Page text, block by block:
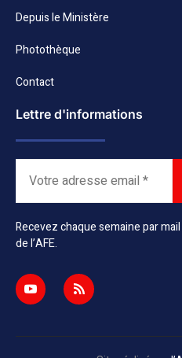
Depuis le Ministère
Photothèque
Contact
Lettre d'informations
Recevez chaque semaine par
de l’AFE.